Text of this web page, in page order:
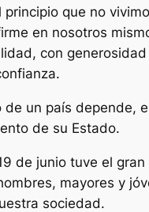
principio que no
en nosotros
con
de un país depende,
de su Estado.
de junio tuve el
mayores y
sociedad.